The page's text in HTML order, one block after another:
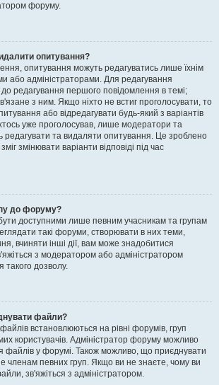
форуму.
опитування?
опитування можуть редагуватись лише їхнім
або адміністраторами. Для редагування
редагування першого повідомлення в темі;
з ним. Якщо ніхто не встиг проголосувати, то
або відредагувати будь-який з варіантів
уже проголосував, лише модератори та
редагувати та видаляти опитування. Це зроблено
змінювати варіанти відповіді під час
до форуму?
доступними лише певним учасникам та групам
такі форуми, створювати в них теми,
вчиняти інші дії, вам може знадобитися
з модератором або адміністратором
дозволу.
файли?
встановлюються на рівні форумів, груп
користувачів. Адміністратор форуму можливо
файлів у форумі. Також можливо, що приєднувати
певних груп. Якщо ви не знаєте, чому ви
зв'яжіться з адміністратором.